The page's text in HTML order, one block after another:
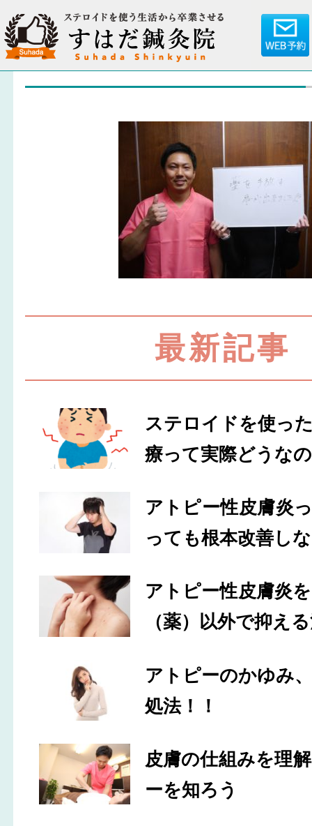
P1040069
最新記事
ステロイドを使っ
療って実際どうな
アトピー性皮膚炎
っても根本改善し
アトピー性皮膚炎
（薬）以外で抑え
アトピーのかゆみ
処法！！
皮膚の仕組みを理
ーを知ろう